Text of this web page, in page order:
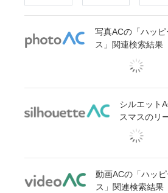
写真ACの「ハッ
ス」関連検索結果
シルエット
スマスのリ
動画ACの「ハッ
ス」関連検索結果